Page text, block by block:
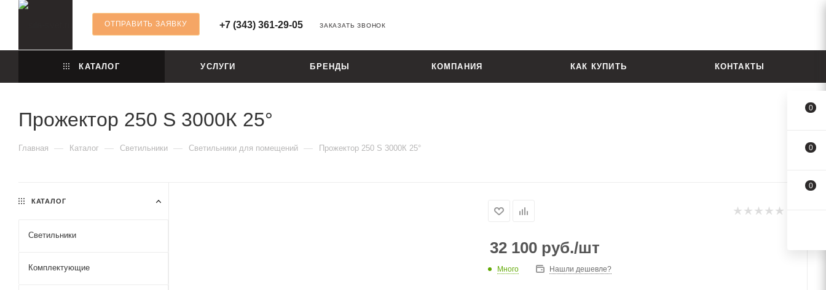
ОТПРАВИТЬ ЗАЯВКУ +7 (343) 361-29-05 ЗАКАЗАТЬ ЗВОНОК
КАТАЛОГ УСЛУГИ БРЕНДЫ КОМПАНИЯ КАК КУПИТЬ КОНТАКТЫ
Прожектор 250 S 3000К 25°
Главная — Каталог — Светильники — Светильники для помещений — Прожектор 250 S 3000К 25°
32 100 руб./шт
Много Нашли дешевле?
КАТАЛОГ
Светильники
Комплектующие
0
0
0